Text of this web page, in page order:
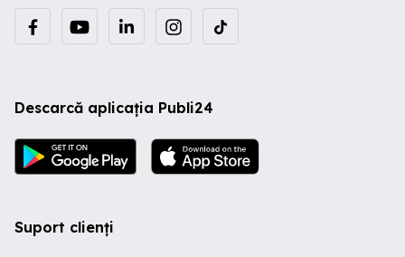
Descarcă aplicația Publi24
Suport clienți